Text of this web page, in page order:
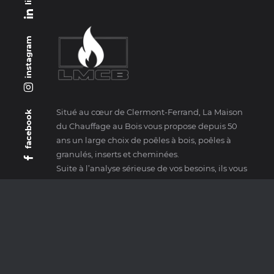
facebook
instagram
Situé au cœur de Clermont-Ferrand, La Maison
du Chauffage au Bois vous propose depuis 50
ans un large choix de poêles à bois, poêles à
granulés, inserts et cheminées.
Suite à l’analyse sérieuse de vos besoins, ils vous